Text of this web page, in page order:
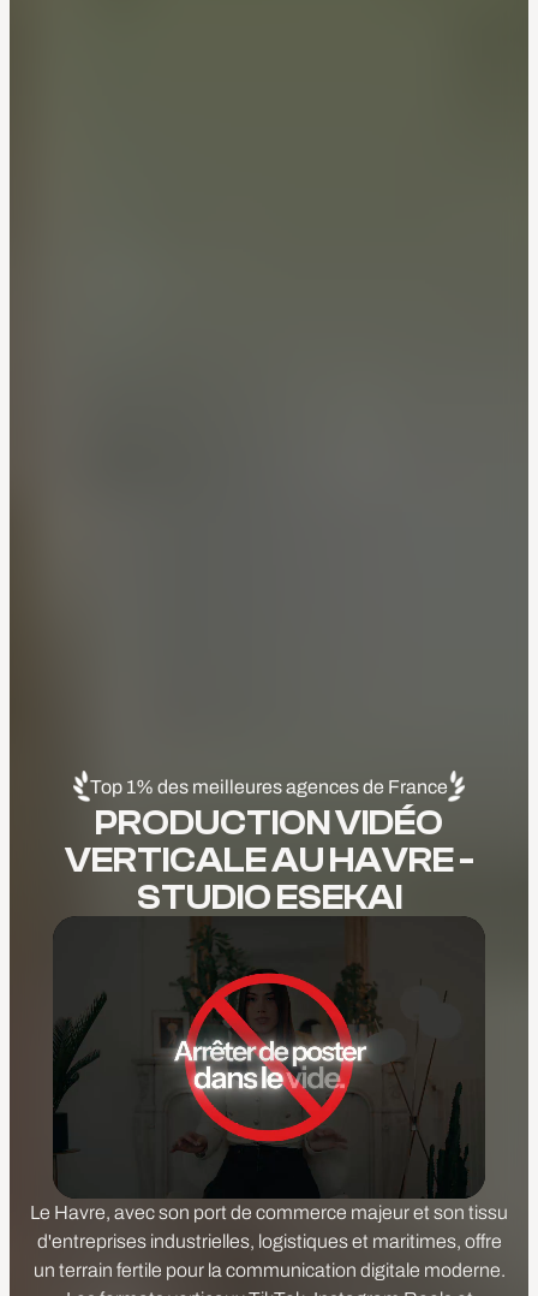
Top 1% des meilleures agences de France
PRODUCTION VIDÉO
VERTICALE AU HAVRE -
STUDIO ESEKAI
Le Havre, avec son port de commerce majeur et son tissu
d'entreprises industrielles, logistiques et maritimes, offre
un terrain fertile pour la communication digitale moderne.